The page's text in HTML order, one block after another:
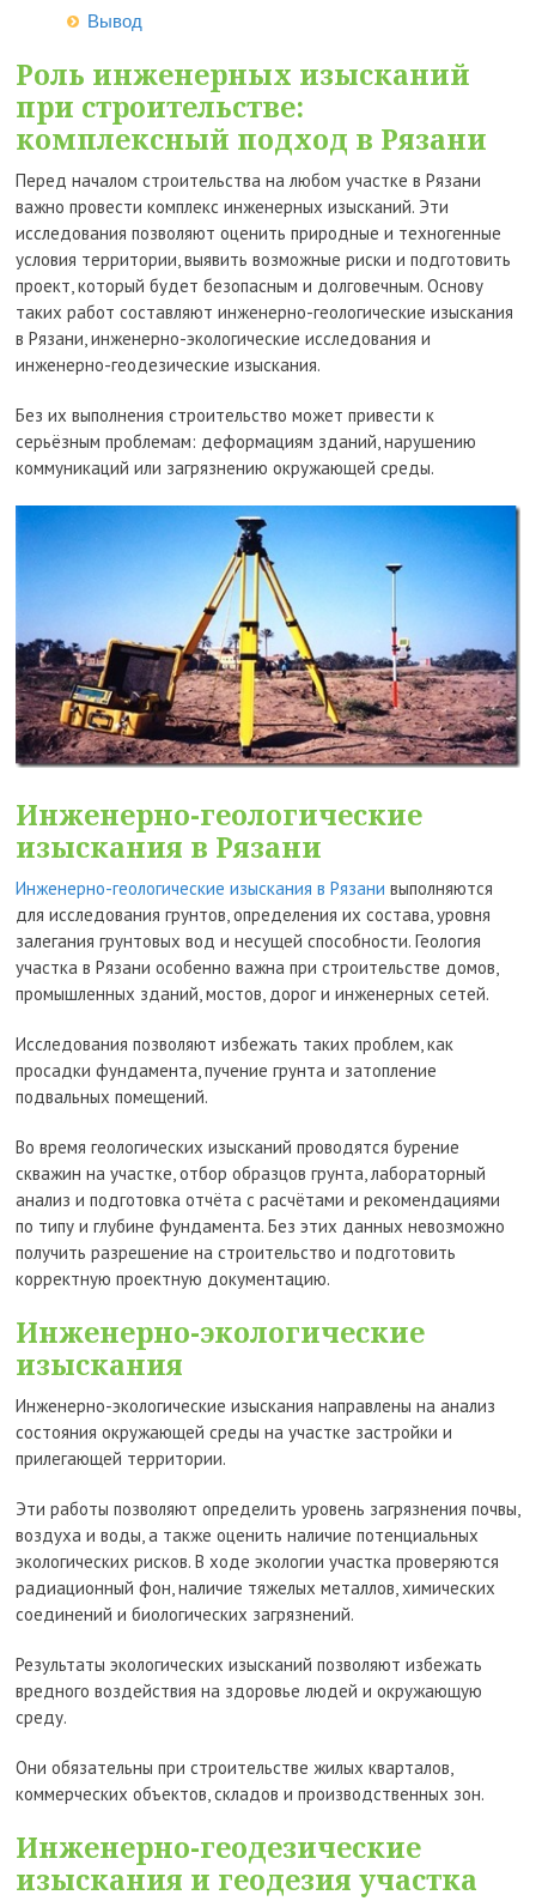
Вывод
Роль инженерных изысканий
при строительстве:
комплексный подход в Рязани
Перед началом строительства на любом участке в Рязани
важно провести комплекс инженерных изысканий. Эти
исследования позволяют оценить природные и техногенные
условия территории, выявить возможные риски и подготовить
проект, который будет безопасным и долговечным. Основу
таких работ составляют инженерно-геологические изыскания
в Рязани, инженерно-экологические исследования и
инженерно-геодезические изыскания.
Без их выполнения строительство может привести к
серьёзным проблемам: деформациям зданий, нарушению
коммуникаций или загрязнению окружающей среды.
Инженерно-геологические
изыскания в Рязани
Инженерно-геологические изыскания в Рязани выполняются
для исследования грунтов, определения их состава, уровня
залегания грунтовых вод и несущей способности. Геология
участка в Рязани особенно важна при строительстве домов,
промышленных зданий, мостов, дорог и инженерных сетей.
Исследования позволяют избежать таких проблем, как
просадки фундамента, пучение грунта и затопление
подвальных помещений.
Во время геологических изысканий проводятся бурение
скважин на участке, отбор образцов грунта, лабораторный
анализ и подготовка отчёта с расчётами и рекомендациями
по типу и глубине фундамента. Без этих данных невозможно
получить разрешение на строительство и подготовить
корректную проектную документацию.
Инженерно-экологические
изыскания
Инженерно-экологические изыскания направлены на анализ
состояния окружающей среды на участке застройки и
прилегающей территории.
Эти работы позволяют определить уровень загрязнения почвы,
воздуха и воды, а также оценить наличие потенциальных
экологических рисков. В ходе экологии участка проверяются
радиационный фон, наличие тяжелых металлов, химических
соединений и биологических загрязнений.
Результаты экологических изысканий позволяют избежать
вредного воздействия на здоровье людей и окружающую
среду.
Они обязательны при строительстве жилых кварталов,
коммерческих объектов, складов и производственных зон.
Инженерно-геодезические
изыскания и геодезия участка